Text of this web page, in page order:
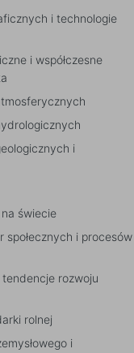
i technologie
i współczesne
i
świecie
społecznych i procesów
rozwoju
rolnej
i